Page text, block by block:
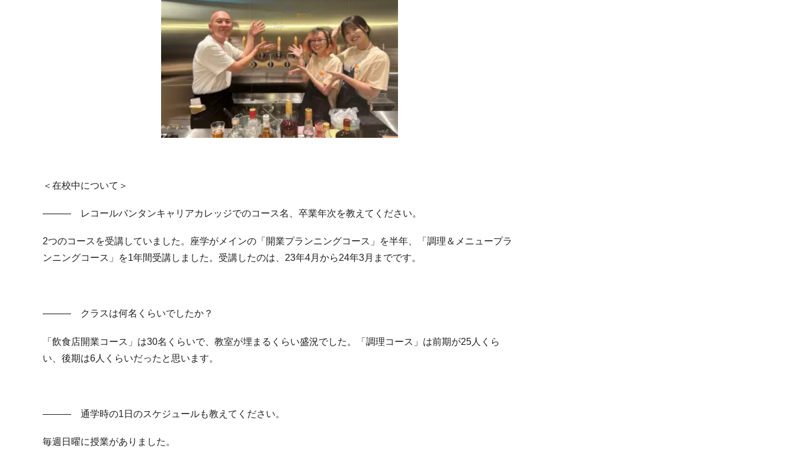
＜在校中について＞
――― レコールバンタンキャリアカレッジでのコース名、卒業年次を教えてください。
2つのコースを受講していました。座学がメインの「開業プランニングコース」を半年、「調理＆メニュープラ
ンニングコース」を1年間受講しました。受講したのは、 23年4月から24年3月までです。
――― クラスは何名くらいでしたか？
「飲食店開業コース」は30名くらいで、教室が埋まるくらい盛況でした。「調理コース」は前期が25人くら
い、後期は6人くらいだったと思います。
――― 通学時の1 日のスケジュールも教えてください。
毎週日曜に授業がありました。